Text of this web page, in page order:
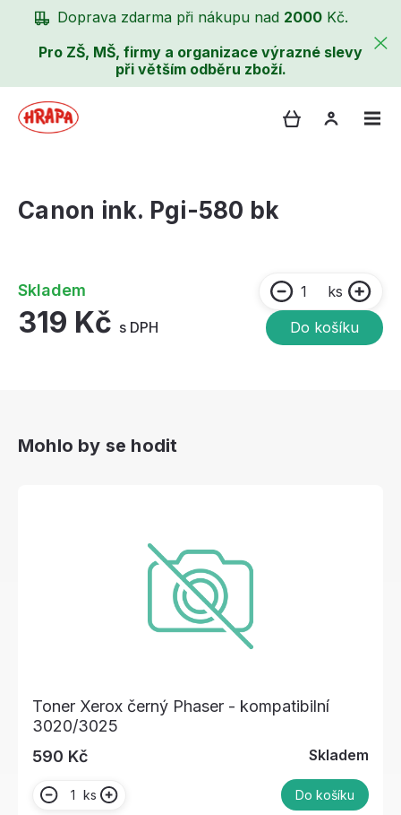
Doprava zdarma při nákupu nad 2000 Kč.
Pro ZŠ, MŠ, firmy a organizace výrazné slevy
při větším odběru zboží.
Canon ink. Pgi-580 bk
Skladem
319 Kč s DPH
ks
Do košíku
Mohlo by se hodit
Toner Xerox černý Phaser - kompatibilní
3020/3025
590 Kč
Skladem
ks Do košíku